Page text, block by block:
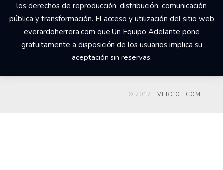
los derechos de reproducción, distribución, comunicación
pública y transformación. El acceso y utilización del sitio web
everardoherrera.com que Un Equipo Adelante pone
gratuitamente a disposición de los usuarios implica su
aceptación sin reservas.
© 2017 EVERGOL.COM